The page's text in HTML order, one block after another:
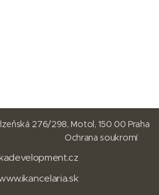
276/298, Motol, 150 00 Praha
Ochrana soukromí
ikancelaria.sk